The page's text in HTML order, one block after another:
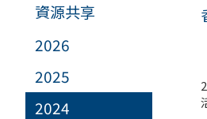
資源共享
2026
2025
2024